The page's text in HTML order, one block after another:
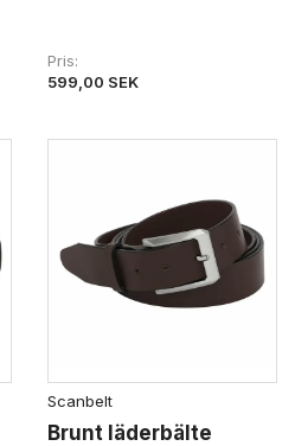
Pris
599,00 SEK
Scanbelt
Brunt läderbälte